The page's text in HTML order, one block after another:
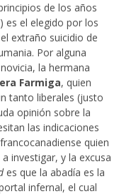
de los años
) es el elegido por los
extraño suicidio de
Por alguna
la hermana
Farmiga, quien
tanto liberales (justo
opinión sobre la
las indicaciones
quien
investigar, y la excusa
es que la abadía es la
infernal, el cual